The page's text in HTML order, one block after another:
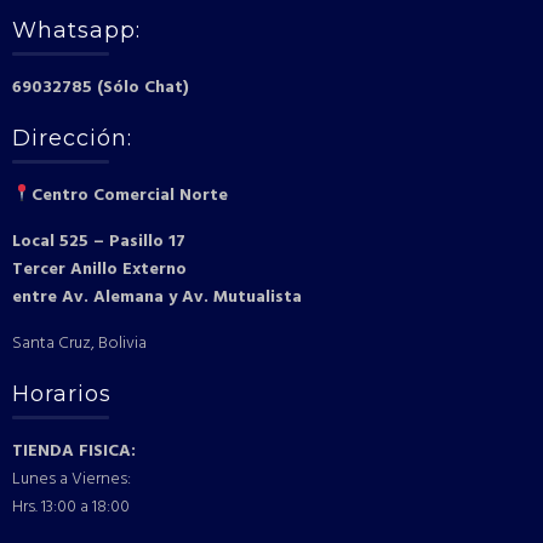
Whatsapp:
69032785 (Sólo Chat)
Dirección:
Centro Comercial Norte
Local 525 – Pasillo 17
Tercer Anillo Externo
entre Av. Alemana y Av. Mutualista
Santa Cruz, Bolivia
Horarios
TIENDA FISICA:
Lunes a Viernes:
Hrs. 13:00 a 18:00